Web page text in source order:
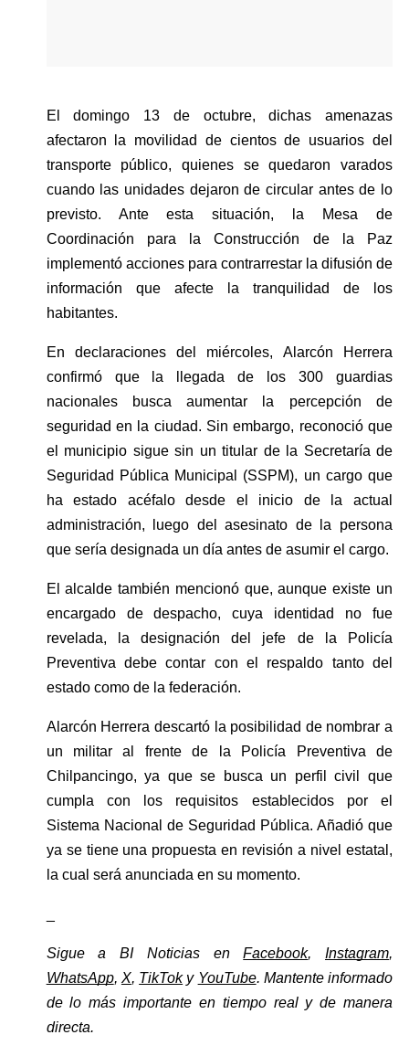
El domingo 13 de octubre, dichas amenazas
afectaron la movilidad de cientos de usuarios del
transporte público, quienes se quedaron varados
cuando las unidades dejaron de circular antes de lo
previsto. Ante esta situación, la Mesa de
Coordinación para la Construcción de la Paz
implementó acciones para contrarrestar la difusión de
información que afecte la tranquilidad de los
habitantes.
En declaraciones del miércoles, Alarcón Herrera
confirmó que la llegada de los 300 guardias
nacionales busca aumentar la percepción de
seguridad en la ciudad. Sin embargo, reconoció que
el municipio sigue sin un titular de la Secretaría de
Seguridad Pública Municipal (SSPM), un cargo que
ha estado acéfalo desde el inicio de la actual
administración, luego del asesinato de la persona
que sería designada un día antes de asumir el cargo.
El alcalde también mencionó que, aunque existe un
encargado de despacho, cuya identidad no fue
revelada, la designación del jefe de la Policía
Preventiva debe contar con el respaldo tanto del
estado como de la federación.
Alarcón Herrera descartó la posibilidad de nombrar a
un militar al frente de la Policía Preventiva de
Chilpancingo, ya que se busca un perfil civil que
cumpla con los requisitos establecidos por el
Sistema Nacional de Seguridad Pública. Añadió que
ya se tiene una propuesta en revisión a nivel estatal,
la cual será anunciada en su momento.
Sigue a BI Noticias en Facebook, Instagram,
WhatsApp, X, TikTok y YouTube. Mantente informado
de lo más importante en tiempo real y de manera
directa.